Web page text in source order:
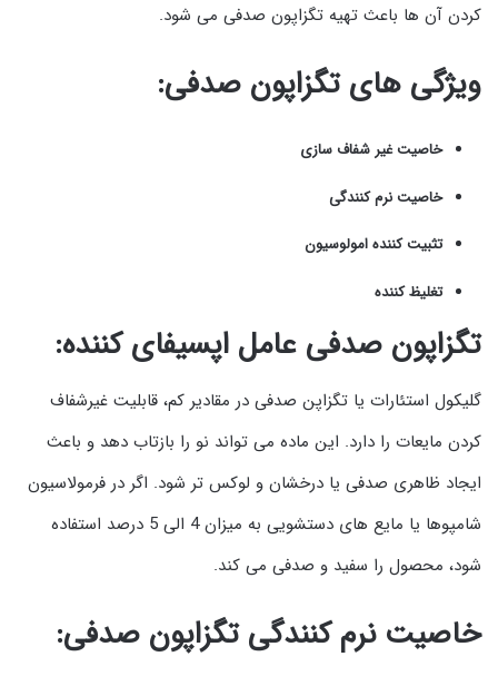
کردن آن ها باعث تهیه تگزاپون صدفی می شود.
ویژگی های تگزاپون صدفی:
خاصیت غیر شفاف سازی
خاصیت نرم کنندگی
تثبیت کننده امولوسیون
تغلیظ کننده
تگزاپون صدفی عامل اپسیفای کننده:
گلیکول استئارات یا تگزاپن صدفی در مقادیر کم، قابلیت غیرشفاف
کردن مایعات را دارد. این ماده می تواند نو را بازتاب دهد و باعث
ایجاد ظاهری صدفی یا درخشان و لوکس تر شود. اگر در فرمولاسیون
شامپوها یا مایع های دستشویی به میزان 4 الی 5 درصد استفاده
شود، محصول را سفید و صدفی می کند.
خاصیت نرم کنندگی تگزاپون صدفی: